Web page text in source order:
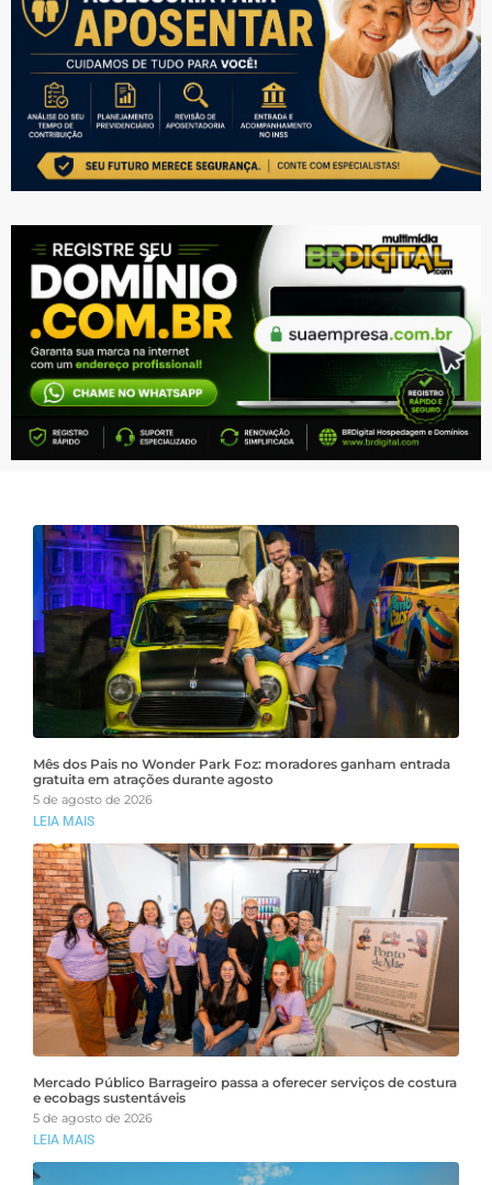
Mês dos Pais no Wonder Park Foz: moradores ganham entrada
gratuita em atrações durante agosto
5 de agosto de 2026
LEIA MAIS
Mercado Público Barrageiro passa a oferecer serviços de costura
e ecobags sustentáveis
5 de agosto de 2026
LEIA MAIS